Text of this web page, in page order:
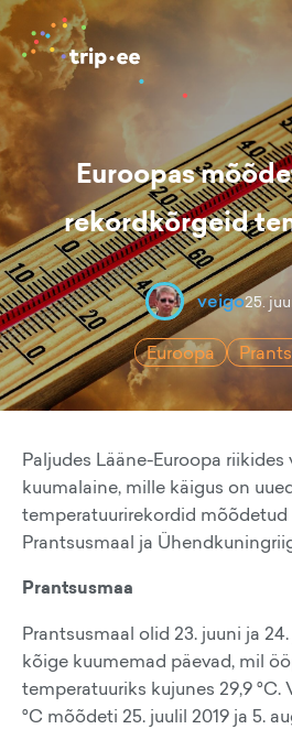
Euroopas
rekordkõrgeid
veigo25.
Euroopa
Paljudes Lääne-Euroopa riikides
kuumalaine, mille käigus on
temperatuurirekordid mõõdetud
Prantsusmaal ja
Prantsusmaa
Prantsusmaal olid 23. juuni ja
kõige kuumemad päevad, mil
temperatuuriks kujunes 29,9 °C.
°C mõõdeti 25. juulil 2019 ja 5.